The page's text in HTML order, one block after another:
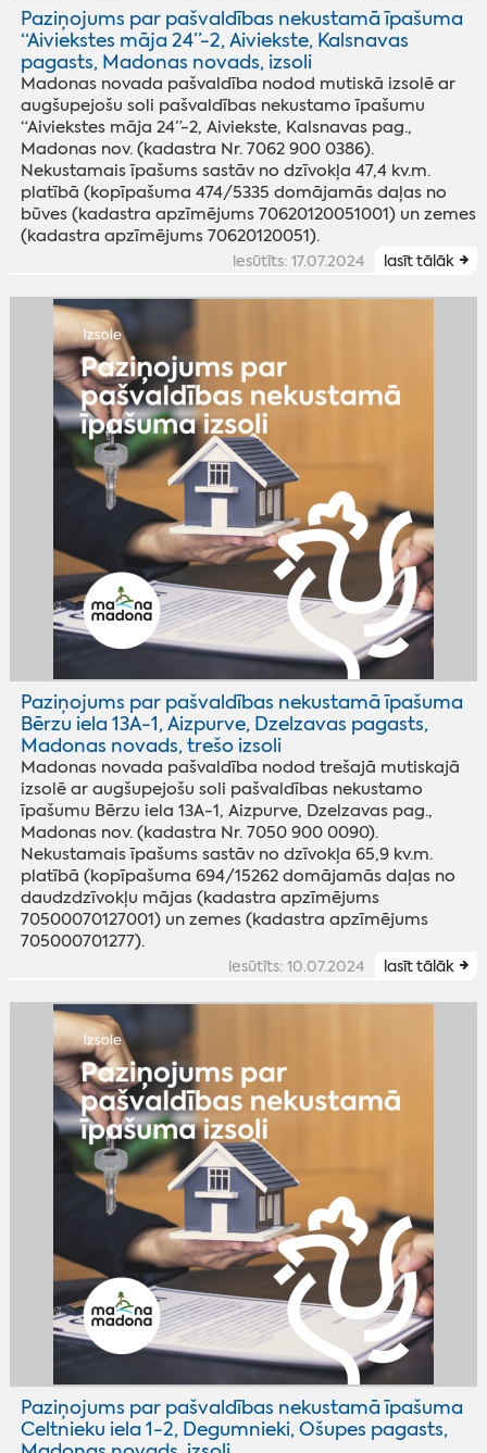
Paziņojums par pašvaldības nekustamā īpašuma
“Aiviekstes māja 24”-2, Aiviekste, Kalsnavas
pagasts, Madonas novads, izsoli
Madonas novada pašvaldība nodod mutiskā izsolē ar
augšupejošu soli pašvaldības nekustamo īpašumu
“Aiviekstes māja 24”-2, Aiviekste, Kalsnavas pag.,
Madonas nov. (kadastra Nr. 7062 900 0386).
Nekustamais īpašums sastāv no dzīvokļa 47,4 kv.m.
platībā (kopīpašuma 474/5335 domājamās daļas no
būves (kadastra apzīmējums 70620120051001) un zemes
(kadastra apzīmējums 70620120051).
iesūtīts: 17.07.2024 lasīt tālāk
Paziņojums par pašvaldības nekustamā īpašuma
Bērzu iela 13A-1, Aizpurve, Dzelzavas pagasts,
Madonas novads, trešo izsoli
Madonas novada pašvaldība nodod trešajā mutiskajā
izsolē ar augšupejošu soli pašvaldības nekustamo
īpašumu Bērzu iela 13A-1, Aizpurve, Dzelzavas pag.,
Madonas nov. (kadastra Nr. 7050 900 0090).
Nekustamais īpašums sastāv no dzīvokļa 65,9 kv.m.
platībā (kopīpašuma 694/15262 domājamās daļas no
daudzdzīvokļu mājas (kadastra apzīmējums
70500070127001) un zemes (kadastra apzīmējums
705000701277).
iesūtīts: 10.07.2024 lasīt tālāk
Paziņojums par pašvaldības nekustamā īpašuma
Celtnieku iela 1-2, Degumnieki, Ošupes pagasts,